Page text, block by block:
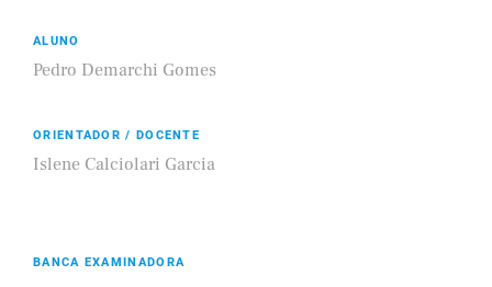
ALUNO
Pedro Demarchi Gomes
ORIENTADOR / DOCENTE
Islene Calciolari Garcia
BANCA EXAMINADORA